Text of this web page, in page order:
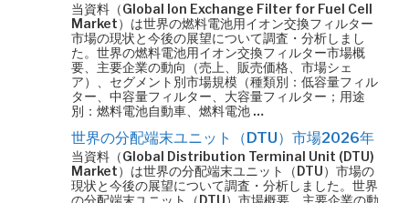
当資料（Global Ion Exchange Filter for Fuel Cell
Market）は世界の燃料電池用イオン交換フィルター
市場の現状と今後の展望について調査・分析しまし
た。世界の燃料電池用イオン交換フィルター市場概
要、主要企業の動向（売上、販売価格、市場シェ
ア）、セグメント別市場規模（種類別：低容量フィル
ター、中容量フィルター、大容量フィルター；用途
別：燃料電池自動車、燃料電池 …
世界の分配端末ユニット（DTU）市場2026年
当資料（Global Distribution Terminal Unit (DTU)
Market）は世界の分配端末ユニット（DTU）市場の
現状と今後の展望について調査・分析しました。世界
の分配端末ユニット（DTU）市場概要、主要企業の動